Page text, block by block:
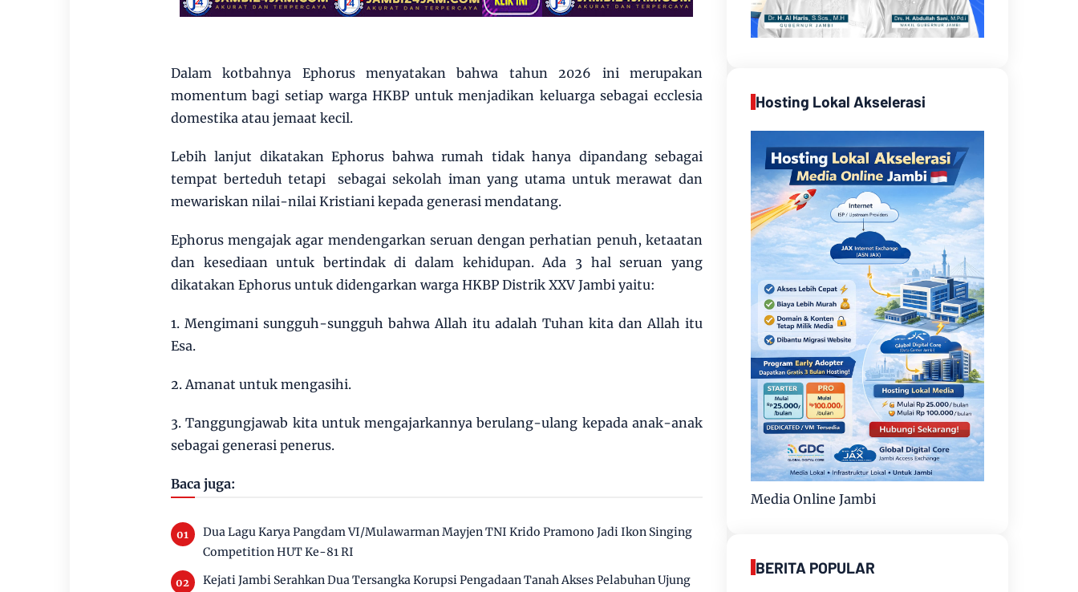
Dalam kotbahnya Ephorus menyatakan bahwa tahun 2026 ini merupakan
momentum bagi setiap warga HKBP untuk menjadikan keluarga sebagai ecclesia
domestika atau jemaat kecil.
Lebih lanjut dikatakan Ephorus bahwa rumah tidak hanya dipandang sebagai
tempat berteduh tetapi sebagai sekolah iman yang utama untuk merawat dan
mewariskan nilai-nilai Kristiani kepada generasi mendatang.
Ephorus mengajak agar mendengarkan seruan dengan perhatian penuh, ketaatan
dan kesediaan untuk bertindak di dalam kehidupan. Ada 3 hal seruan yang
dikatakan Ephorus untuk didengarkan warga HKBP Distrik XXV Jambi yaitu:
1. Mengimani sungguh-sungguh bahwa Allah itu adalah Tuhan kita dan Allah itu
Esa.
2. Amanat untuk mengasihi.
3. Tanggungjawab kita untuk mengajarkannya berulang-ulang kepada anak-anak
sebagai generasi penerus.
Baca juga:
Dua Lagu Karya Pangdam VI/Mulawarman Mayjen TNI Krido Pramono Jadi Ikon Singing
Competition HUT Ke-81 RI
Kejati Jambi Serahkan Dua Tersangka Korupsi Pengadaan Tanah Akses Pelabuhan Ujung
Hosting Lokal Akselerasi
Media Online Jambi
BERITA POPULAR